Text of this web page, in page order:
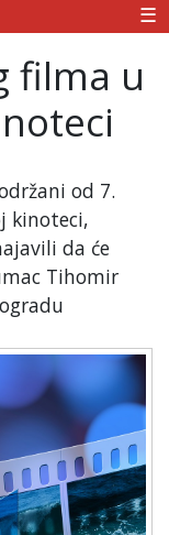
☰
filma u
od 7.
kinoteci,
da će
Tihomir